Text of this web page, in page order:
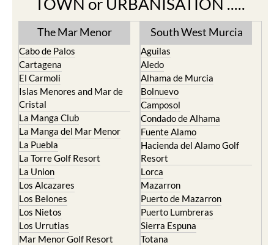
The Mar Menor
Cabo de Palos
Cartagena
El Carmoli
Islas Menores and Mar de
Cristal
La Manga Club
La Manga del Mar Menor
La Puebla
La Torre Golf Resort
La Union
Los Alcazares
Los Belones
Los Nietos
Los Urrutias
Mar Menor Golf Resort
South West Murcia
Aguilas
Aledo
Alhama de Murcia
Bolnuevo
Camposol
Condado de Alhama
Fuente Alamo
Hacienda del Alamo Golf
Resort
Lorca
Mazarron
Puerto de Mazarron
Puerto Lumbreras
Sierra Espuna
Totana